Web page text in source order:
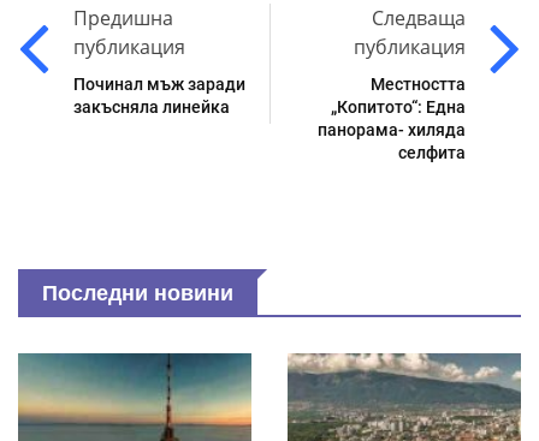
Предишна
публикация
Починал мъж заради
закъсняла линейка
Следваща
публикация
Местността
„Копитото“: Една
панорама- хиляда
селфита
Последни новини